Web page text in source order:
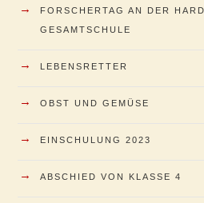
→
FORSCHERTAG AN DER
GESAMTSCHULE
→ LEBENSRETTER
→ OBST UND GEMÜSE
→ EINSCHULUNG 2023
→ ABSCHIED VON KLASSE 4